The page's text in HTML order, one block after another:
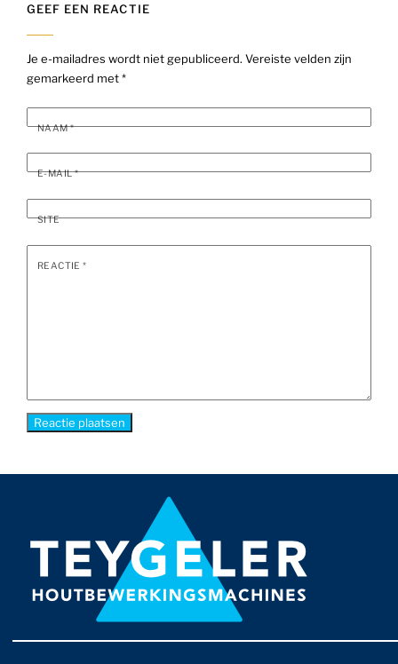
GEEF EEN REACTIE
Je e-mailadres wordt niet gepubliceerd. Vereiste velden zijn
gemarkeerd met*
NAAM*
E-MAIL*
SITE
REACTIE*